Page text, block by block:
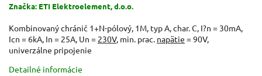
Značka: ETI Elektroelement, d.o.o.
Kombinovaný chránič 1+N-pólový, 1M, typ A, char. C, I?n = 30mA,
Icn = 6kA, In = 25A, Un = 230V, min. prac. napätie = 90V,
univerzálne pripojenie
Detailné informácie